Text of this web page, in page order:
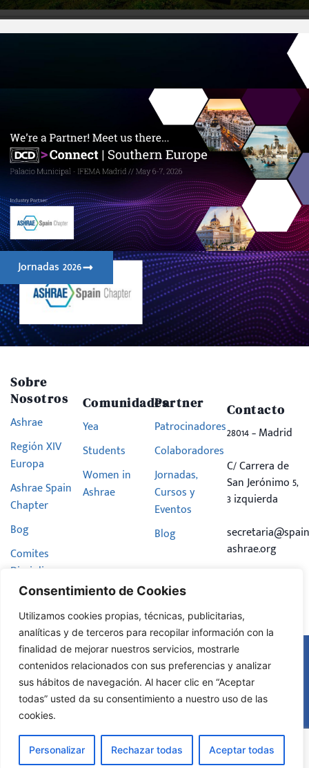
Consentimiento de Cookies
Utilizamos cookies propias, técnicas, publicitarias,
analíticas y de terceros para recopilar información con la
finalidad de mejorar nuestros servicios, mostrarle
contenidos relacionados con sus preferencias y analizar
sus hábitos de navegación. Al hacer clic en “Aceptar
todas” usted da su consentimiento a nuestro uso de las
cookies.
Personalizar Rechazar todas Aceptar todas
Jornadas 2026
Sobre
Nosotros
Ashrae
Región XIV
Europa
Ashrae Spain
Chapter
Bog
Comites
Disciplinares
Hazte
Miembro
Comunidades
Yea
Students
Women in
Ashrae
Partner
Patrocinadores
Colaboradores
Jornadas,
Cursos y
Eventos
Blog
Contacto
28014 – Madrid
C/ Carrera de
San Jerónimo 5,
3 izquierda
ashrae.org
2025
© Todos
los
derechos
Aviso Legal
Política de
Privacidad
Política de
Diseño
Web